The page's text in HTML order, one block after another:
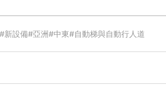
#新設備#亞洲#中東#自動梯與自動行人道